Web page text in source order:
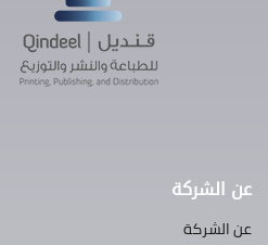
عن الشركة
عن الشركة